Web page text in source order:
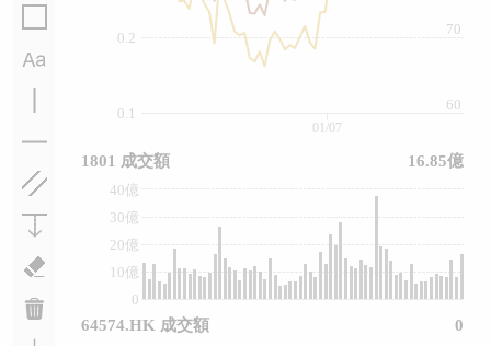
0.1
0.2
60
70
0
10億
20億
30億
40億
01/07
1801 成交額 16.85億
64574.HK 成交額 0